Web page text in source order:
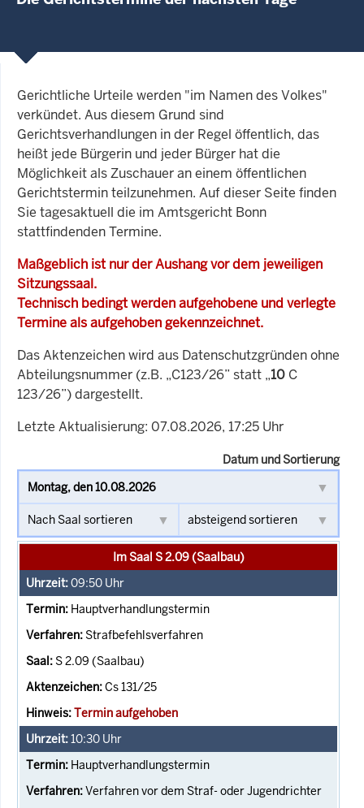
Gerichtliche Urteile werden "im Namen des Volkes"
verkündet. Aus diesem Grund sind
Gerichtsverhandlungen in der Regel öffentlich, das
heißt jede Bürgerin und jeder Bürger hat die
Möglichkeit als Zuschauer an einem öffentlichen
Gerichtstermin teilzunehmen. Auf dieser Seite finden
Sie tagesaktuell die im Amtsgericht Bonn
stattfindenden Termine.
Maßgeblich ist nur der Aushang vor dem jeweiligen
Sitzungssaal.
Technisch bedingt werden aufgehobene und verlegte
Termine als aufgehoben gekennzeichnet.
Das Aktenzeichen wird aus Datenschutzgründen ohne
Abteilungsnummer (z.B. „C123/26” statt „10 C
123/26”) dargestellt.
Letzte Aktualisierung: 07.08.2026, 17:25 Uhr
Datum und Sortierung
Im Saal S 2.09 (Saalbau)
09:50 Uhr
Hauptverhandlungstermin
Strafbefehlsverfahren
S 2.09 (Saalbau)
Cs 131/25
Termin aufgehoben
10:30 Uhr
Hauptverhandlungstermin
Verfahren vor dem Straf- oder Jugendrichter